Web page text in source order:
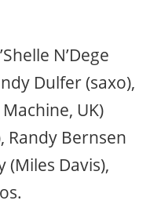
N’Dege
Dulfer (saxo),
UK)
Randy Bernsen
(Miles Davis),